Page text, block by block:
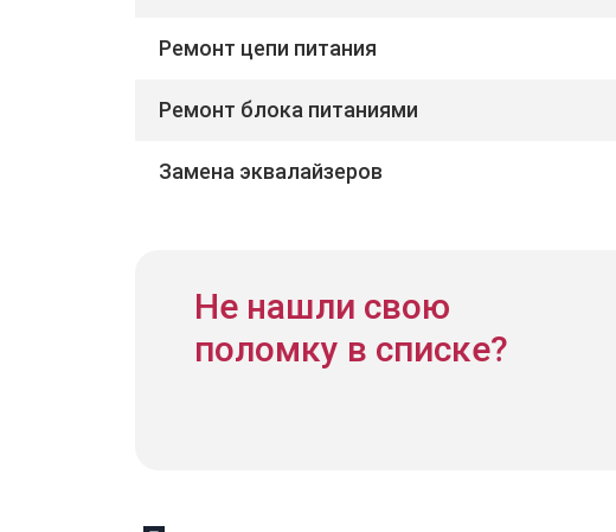
Ремонт цепи питания
Ремонт блока питаниями
Замена эквалайзеров
Не нашли свою
поломку в списке?